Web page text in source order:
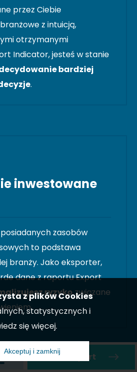
przez Ciebie
z intuicją,
otrzymanymi
Indicator, jesteś w stanie
bardziej
.
inwestowane
zasobów
to podstawa
branży. Jako eksporter,
dane z raportu Export
ryzykozwiązane
Zamów raport
z plików Cookies
statystycznych i
się więcej.
Akceptuj i zamknij
Akceptuj i zamknij